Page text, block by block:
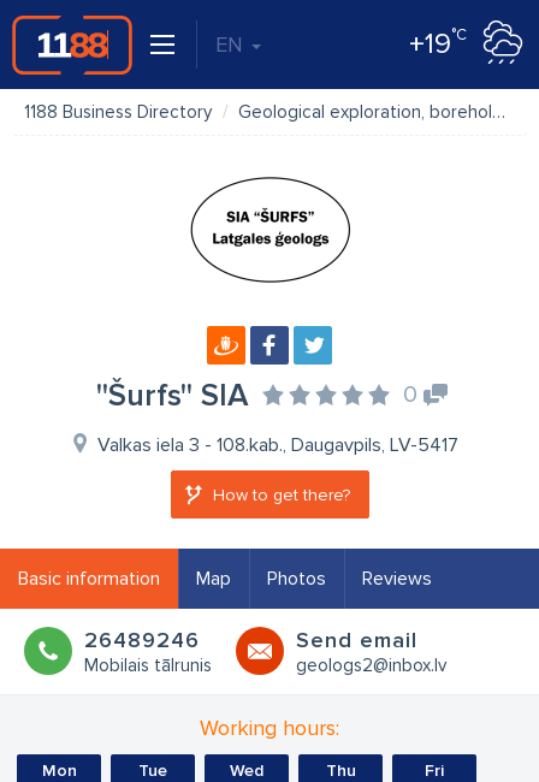
EN +19°C
1188 Business Directory Geological exploration, boreholes
''Šurfs'' SIA 0
Valkas iela 3 - 108.kab., Daugavpils, LV-5417
How to get there?
Basic information Map Photos Reviews
26489246
Mobilais tālrunis
Send email
geologs2@inbox.lv
Working hours:
Mon Tue Wed Thu Fri